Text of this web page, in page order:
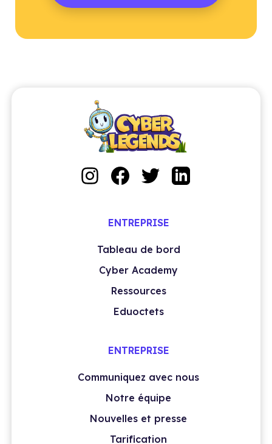
ENTREPRISE
Tableau de bord
Cyber Academy
Ressources
Eduoctets
ENTREPRISE
Communiquez avec nous
Notre équipe
Nouvelles et presse
Tarification